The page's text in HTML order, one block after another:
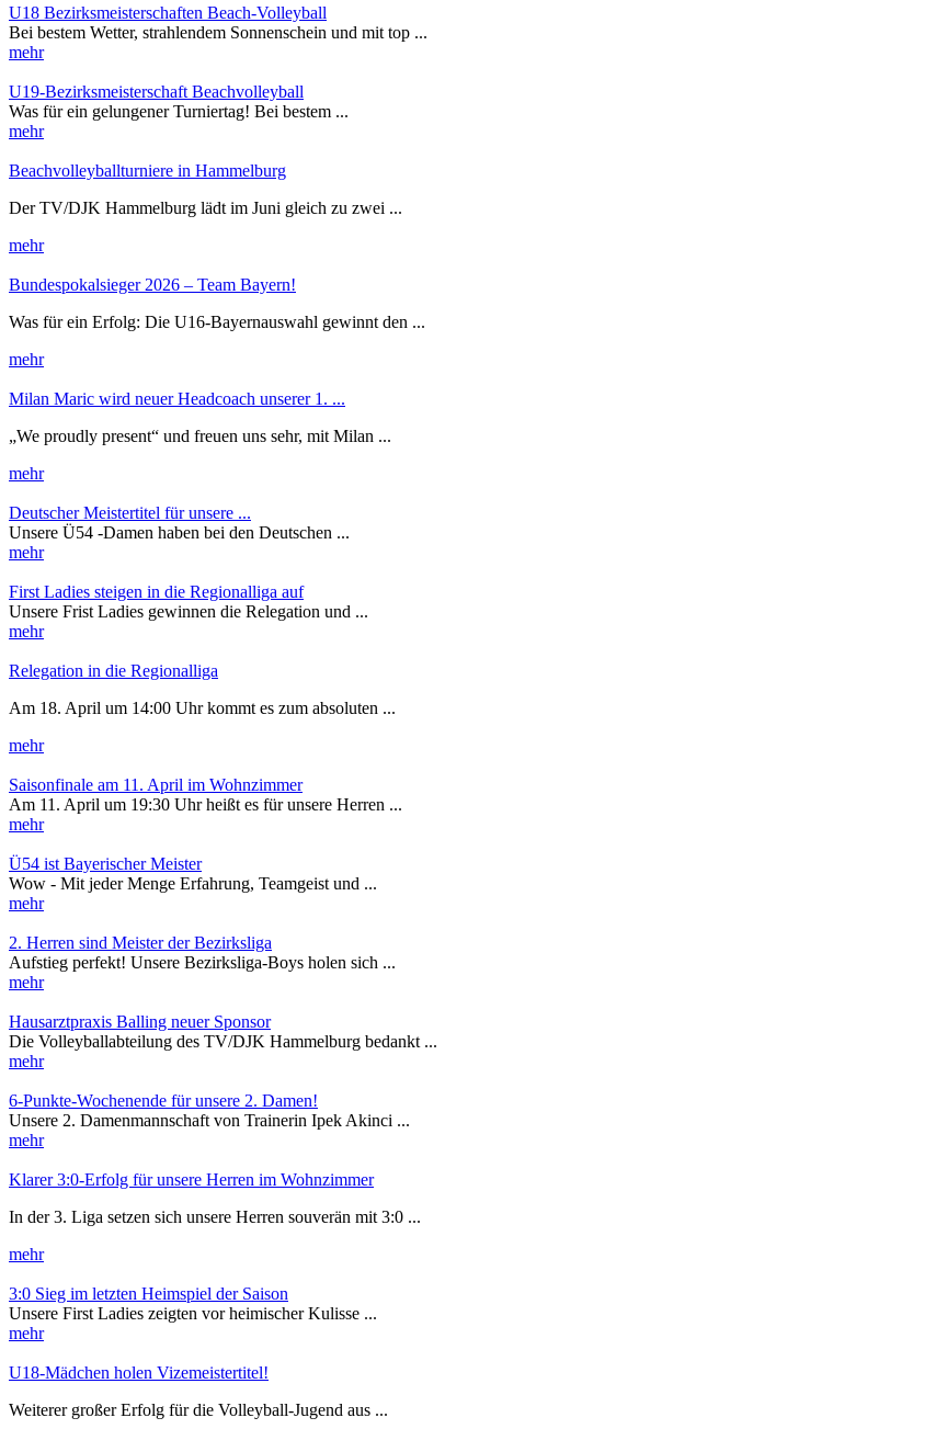
U18 Bezirksmeisterschaften Beach-Volleyball
Bei bestem Wetter, strahlendem Sonnenschein und mit top ...
mehr
U19-Bezirksmeisterschaft Beachvolleyball
Was für ein gelungener Turniertag! Bei bestem ...
mehr
Beachvolleyballturniere in Hammelburg
Der TV/DJK Hammelburg lädt im Juni gleich zu zwei ...
mehr
Bundespokalsieger 2026 – Team Bayern!
Was für ein Erfolg: Die U16-Bayernauswahl gewinnt den ...
mehr
Milan Maric wird neuer Headcoach unserer 1. ...
„We proudly present“ und freuen uns sehr, mit Milan ...
mehr
Deutscher Meistertitel für unsere ...
Unsere Ü54 -Damen haben bei den Deutschen ...
mehr
First Ladies steigen in die Regionalliga auf
Unsere Frist Ladies gewinnen die Relegation und ...
mehr
Relegation in die Regionalliga
Am 18. April um 14:00 Uhr kommt es zum absoluten ...
mehr
Saisonfinale am 11. April im Wohnzimmer
Am 11. April um 19:30 Uhr heißt es für unsere Herren ...
mehr
Ü54 ist Bayerischer Meister
Wow - Mit jeder Menge Erfahrung, Teamgeist und ...
mehr
2. Herren sind Meister der Bezirksliga
Aufstieg perfekt! Unsere Bezirksliga-Boys holen sich ...
mehr
Hausarztpraxis Balling neuer Sponsor
Die Volleyballabteilung des TV/DJK Hammelburg bedankt ...
mehr
6-Punkte-Wochenende für unsere 2. Damen!
Unsere 2. Damenmannschaft von Trainerin Ipek Akinci ...
mehr
Klarer 3:0-Erfolg für unsere Herren im Wohnzimmer
In der 3. Liga setzen sich unsere Herren souverän mit 3:0 ...
mehr
3:0 Sieg im letzten Heimspiel der Saison
Unsere First Ladies zeigten vor heimischer Kulisse ...
mehr
U18-Mädchen holen Vizemeistertitel!
Weiterer großer Erfolg für die Volleyball-Jugend aus ...